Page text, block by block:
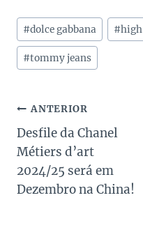
Tags
do
Post:
#dolce gabbana #high
#tommy jeans
Navegação
de
Post
ANTERIOR
Desfile da Chanel
Métiers d’art
2024/25 será em
Dezembro na China!